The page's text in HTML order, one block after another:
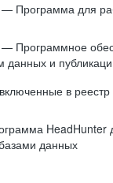
Программа для
Программное
данных и
в реестр
HeadHunter
данных